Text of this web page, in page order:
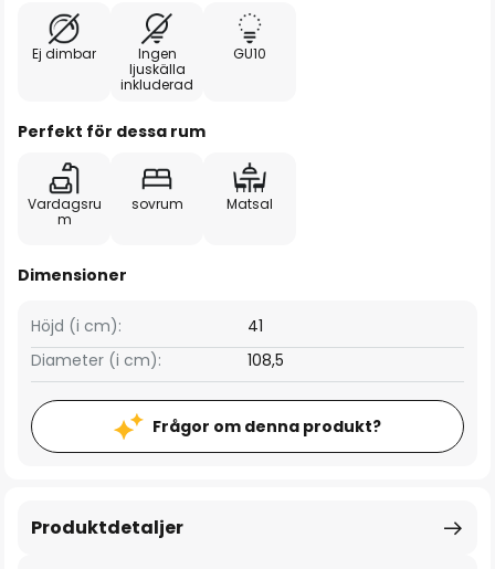
Ej dimbar
Ingen
ljuskälla
inkluderad
GU10
Perfekt för dessa rum
Vardagsru
m
sovrum Matsal
Dimensioner
Höjd (i cm):
41
Diameter (i cm):
108,5
Frågor om denna produkt?
Produktdetaljer